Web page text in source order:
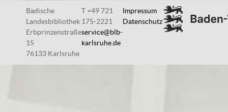
Badische
Landesbibliothek
Erbprinzenstraße
15
76133 Karlsruhe
T +49 721
175-2221
service@blb-
karlsruhe.de
Impressum
Datenschutz